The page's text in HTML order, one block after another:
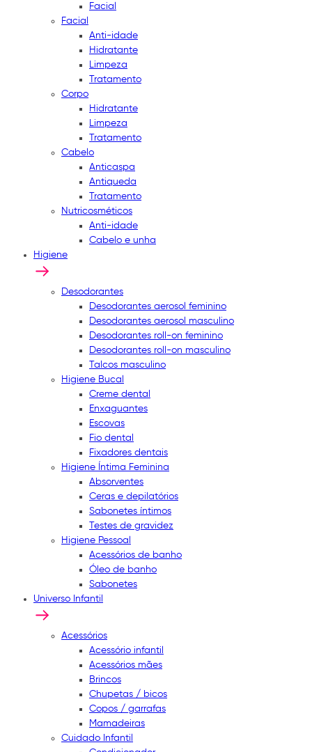
Facial
Facial
Anti-idade
Hidratante
Limpeza
Tratamento
Corpo
Hidratante
Limpeza
Tratamento
Cabelo
Anticaspa
Antiqueda
Tratamento
Nutricosméticos
Anti-idade
Cabelo e unha
Higiene
Desodorantes
Desodorantes aerosol feminino
Desodorantes aerosol masculino
Desodorantes roll-on feminino
Desodorantes roll-on masculino
Talcos masculino
Higiene Bucal
Creme dental
Enxaguantes
Escovas
Fio dental
Fixadores dentais
Higiene Íntima Feminina
Absorventes
Ceras e depilatórios
Sabonetes íntimos
Testes de gravidez
Higiene Pessoal
Acessórios de banho
Óleo de banho
Sabonetes
Universo Infantil
Acessórios
Acessório infantil
Acessórios mães
Brincos
Chupetas / bicos
Copos / garrafas
Mamadeiras
Cuidado Infantil